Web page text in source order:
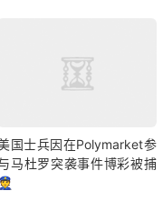
国士兵因在Polymarket参
马杜罗突袭事件博彩被捕
👮